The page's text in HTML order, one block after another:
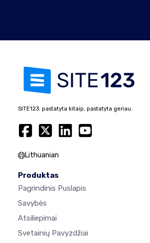
SITE123: pastatyta kitaip, pastatyta geriau.
Lithuanian
Produktas
Pagrindinis Puslapis
Savybės
Atsiliepimai
Svetainių Pavyzdžiai